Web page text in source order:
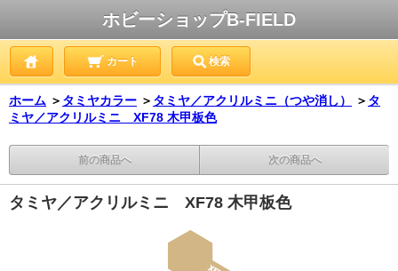
ホビーショップB-FIELD
カート 検索
ホーム ＞ タミヤカラー ＞ タミヤ／アクリルミニ（つや消し） ＞ タ
ミヤ／アクリルミニ XF78 木甲板色
前の商品へ 次の商品へ
タミヤ／アクリルミニ XF78 木甲板色